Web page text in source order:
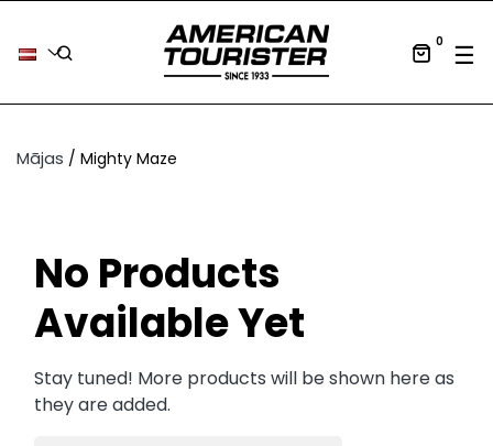
0 ☰
Mājas Mighty Maze
No Products
Available Yet
Stay tuned! More products will be shown here as
they are added.